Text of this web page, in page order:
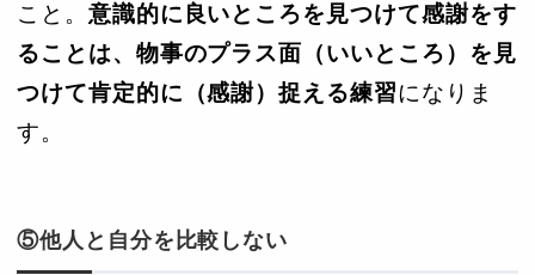
こと。 意識的に良いところを見つけて感謝をす
ることは、物事のプラス面（いいところ）を見
つけて肯定的に（感謝）捉える練習になりま
す。
⑤他人と自分を比較しない